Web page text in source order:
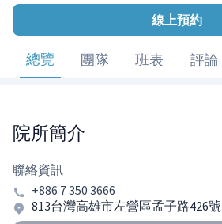
線上預約
總覽 團隊 班表 評論
院所簡介
聯絡資訊
+886 7 350 3666
813台灣高雄市左營區孟子路426號